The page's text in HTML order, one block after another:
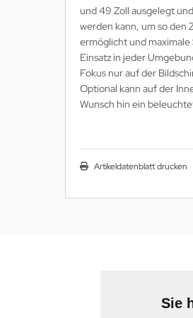
und 49 Zoll ausgelegt
werden kann, um so den
ermöglicht und
Einsatz in jeder
Fokus nur auf der
Optional kann auf der
Wunsch hin ein
Artikeldatenblatt drucken
Sie